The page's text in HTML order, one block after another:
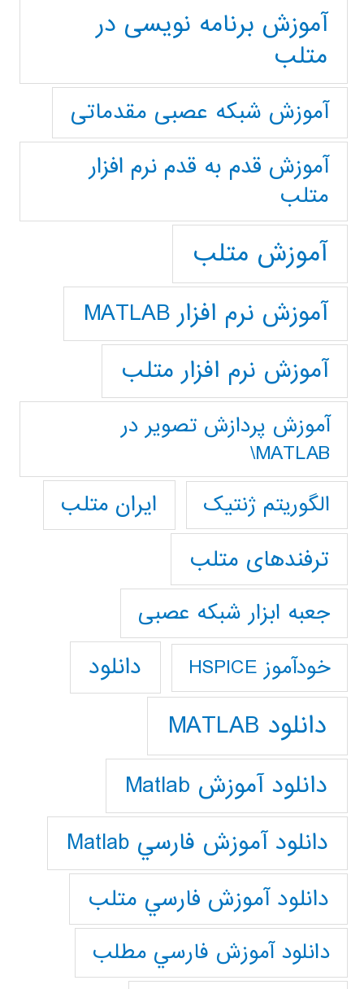
آموزش برنامه نویسی در
متلب
آموزش شبکه عصبی مقدماتی
آموزش قدم به قدم نرم افزار
متلب
آموزش متلب
آموزش نرم افزار MATLAB
آموزش نرم افزار متلب
آموزش پردازش تصوير در
MATLAB\
الگوریتم ژنتیک
ایران متلب
ترفندهای متلب
جعبه ابزار شبکه عصبی
خودآموز HSPICE دانلود
دانلود MATLAB
دانلود آموزش Matlab
دانلود آموزش فارسي Matlab
دانلود آموزش فارسي متلب
دانلود آموزش فارسي مطلب